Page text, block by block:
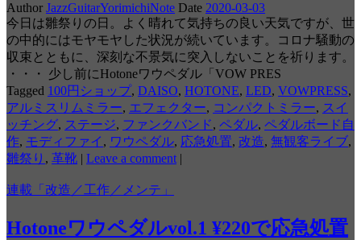
Author JazzGuitarYorimichiNote Date 2020-03-03
今日は雛祭りの日。よく晴れて気持ちの良い天気ですが、世
の中的にはモヤモヤした状況が続いています。コロナ騒動の
収束とともに、深刻な不景気に突入しないことを祈ります。
・・・ 少し前にHotoneワウペダル「VOW PRES
Tagged 100円ショップ, DAISO, HOTONE, LED, VOWPRESS,
アルミスリムミラー, エフェクター, コンパクトミラー, スイ
ッチング, ステージ, ファンクバンド, ペダル, ペダルボード自
作, モディファイ , ワウペダル, 応急処置, 改造, 無観客ライブ,
雛祭り , 革靴 | Leave a comment |
連載「改造／工作／メンテ」
Hotoneワウペダルvol.1 ¥220で応急処置